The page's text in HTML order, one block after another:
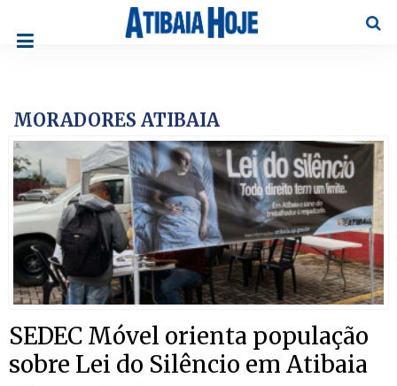
MORADORES ATIBAIA
SEDEC Móvel orienta população
sobre Lei do Silêncio em Atibaia